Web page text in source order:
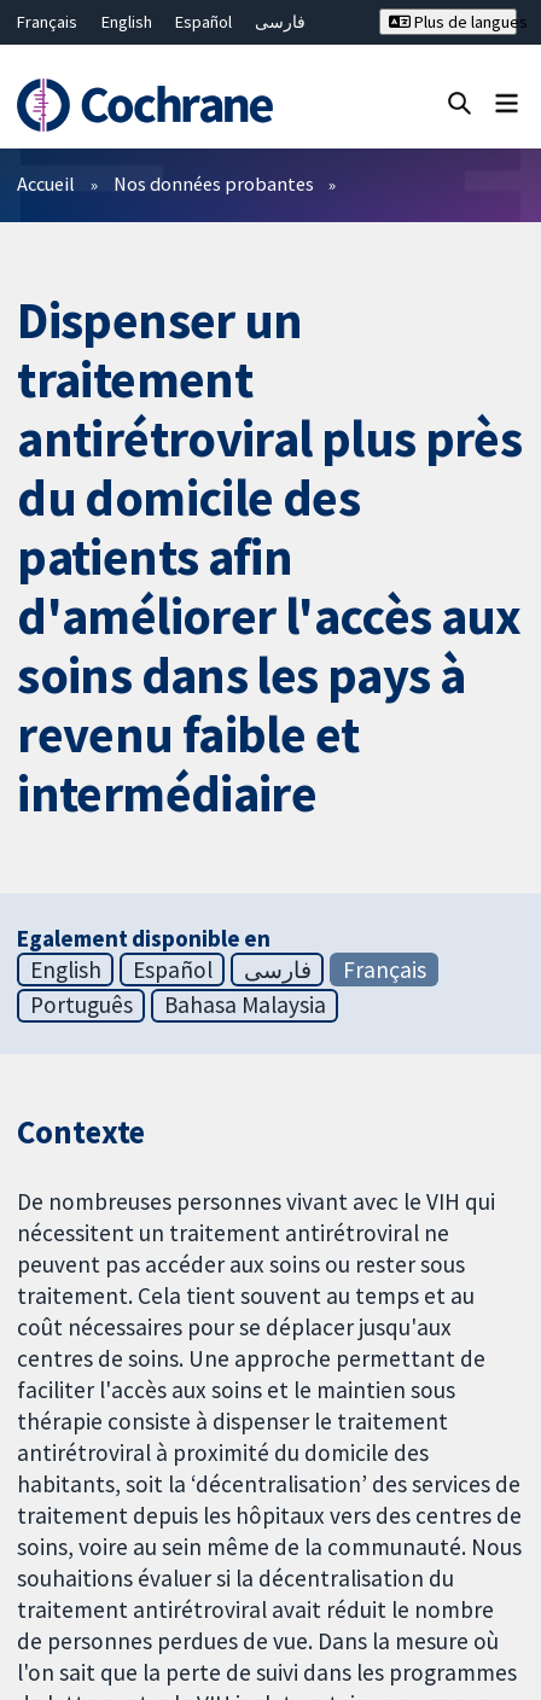
Français English Español
فارسی
Bahasa Malaysia
ไทย
繁體中文
简体中文
Plus de langues
Filtres
Accueil Nos données probantes
Dispenser un
traitement
antirétroviral plus près
du domicile des
patients afin
d'améliorer l'accès aux
soins dans les pays à
revenu faible et
intermédiaire
Egalement disponible en
English
Español فارسی
Français
Português
Bahasa Malaysia
Contexte
De nombreuses personnes vivant avec le VIH qui
nécessitent un traitement antirétroviral ne
peuvent pas accéder aux soins ou rester sous
traitement. Cela tient souvent au temps et au
coût nécessaires pour se déplacer jusqu'aux
centres de soins. Une approche permettant de
faciliter l'accès aux soins et le maintien sous
thérapie consiste à dispenser le traitement
antirétroviral à proximité du domicile des
habitants, soit la ‘décentralisation’ des services de
traitement depuis les hôpitaux vers des centres de
soins, voire au sein même de la communauté. Nous
souhaitions évaluer si la décentralisation du
traitement antirétroviral avait réduit le nombre
de personnes perdues de vue. Dans la mesure où
l'on sait que la perte de suivi dans les programmes